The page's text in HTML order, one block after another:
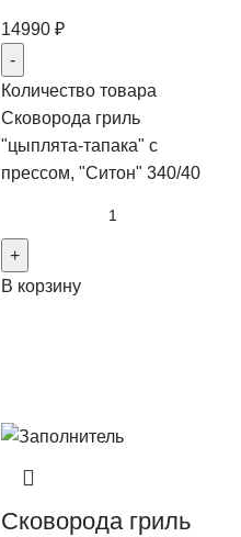
14990 ₽
Количество товара
Сковорода гриль
"цыплята-тапака" с
прессом, "Ситон" 340/40
В корзину
Сковорода гриль